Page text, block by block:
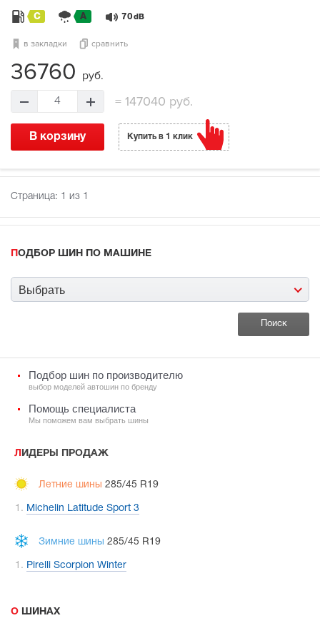
C A 70 dB
в закладки сравнить
36760 руб.
4 = 147040 руб.
В корзину Купить в 1 клик
Страница: 1 из 1
ПОДБОР ШИН ПО МАШИНЕ
Выбрать
Подбор шин по производителю
выбор моделей автошин по бренду
Помощь специалиста
Мы поможем вам выбрать шины
ЛИДЕРЫ ПРОДАЖ
Летние шины 285/45 R19
Michelin Latitude Sport 3
Зимние шины 285/45 R19
Pirelli Scorpion Winter
О ШИНАХ